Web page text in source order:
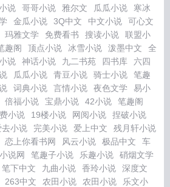
说 哥哥小说 雅尔文 瓜瓜小说
寒冰
金瓜小说 3Q中文 中文小说
可心文
玛雅文学 免费看书 搜读小说
联盟小
趣阁 顶点小说 冰雪小说 泼墨中文
全
说 神话小说 九二书苑 四书库
六四
瓜瓜小说 青豆小说 骑士小说
笔趣
词典小说 言情小说 夜色文学
易小
倍福小说 宝鼎小说 42小说
笔趣阁
小说 19楼小说 网阅小说
捏破小说
去小说 完美小说 爱上中文
残月轩小说
恋上你看书网 风云小说 极品中文
车
说网 笔趣子小说 乐趣小说
硝烟文学
笔下中文 九曲小说 香玲小说
深度文
263中文 农田小说 农田小说
乐文小